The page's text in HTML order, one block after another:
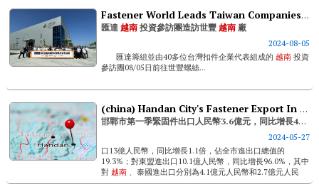
Fastener World Leads Taiwan Companies To Visit Sheh Fung’s Vietnam Factory
匯達越南投資參訪團造訪世豐越南 廠
2024-08-05
匯達籌組並由40多位台灣扣件企業代表組成的 越南投資
參訪團08/05日前往世豐螺絲...
(china) Handan City's Fastener Export In Q1 Reaches Rmb 360 ​​million, Up 40.1%
邯鄲市第一季緊固件出口人民幣3.6億元，同比增長40.1%
2024-05-27
口13億人民幣，同比增長1.1倍，佔全市進出口總值的
19.3%；對東盟進出口10.1億人民幣，同比增長96.0%，其中
對 越南 、泰國進出口分別為4.1億元人民幣和2.7億元人民
幣，同比分別增長3.8倍和1.1倍；對澳洲出口8.6億人民幣，